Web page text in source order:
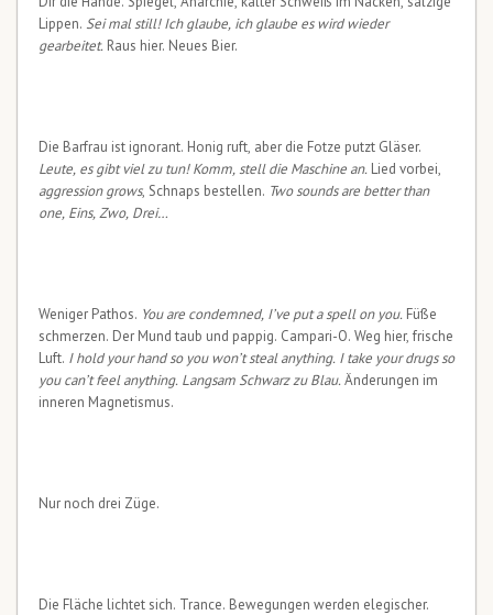
Lippen. Sei mal still! Ich glaube, ich glaube es wird wieder
gearbeitet.Raus hier. Neues Bier.
Die Barfrau ist ignorant. Honig ruft, aber die Fotze putzt Gläser.
Leute, es gibt viel zu tun! Komm, stell die Maschine an.Lied vorbei,
aggression grows, Schnaps bestellen. Two sounds are better than
one, Eins, Zwo, Drei…
Weniger Pathos. You are condemned, I’ve put a spell on you.Füße
schmerzen. Der Mund taub und pappig. Campari-O. Weg hier, frische
Luft. I hold your hand so you won’t steal anything. I take your drugs so
you can’t feel anything. Langsam Schwarz zu Blau.Änderungen im
inneren Magnetismus.
Nur noch drei Züge.
Die Fläche lichtet sich. Trance. Bewegungen werden elegischer.